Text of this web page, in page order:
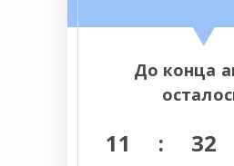
11 : 32
До конца